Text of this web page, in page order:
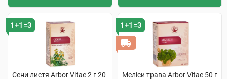
1+1=3
Сени листя Arbor Vitae 2 г 20
1+1=3
Меліси трава Arbor Vitae 50 г